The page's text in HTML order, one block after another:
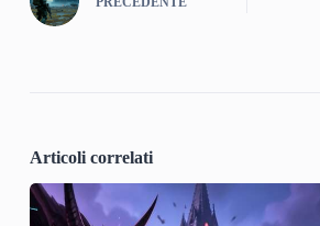
Articoli correlati